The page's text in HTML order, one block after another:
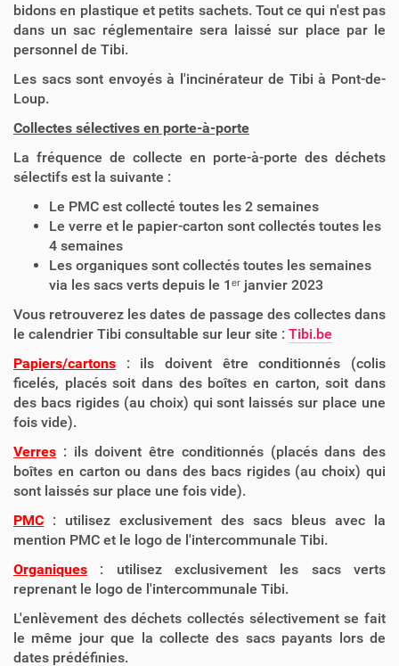
bidons en plastique et petits sachets. Tout ce qui n'est pas
dans un sac réglementaire sera laissé sur place par le
personnel de Tibi.
Les sacs sont envoyés à l'incinérateur de Tibi à Pont-de-
Loup.
Collectes sélectives en porte-à-porte
La fréquence de collecte en porte-à-porte des déchets
sélectifs est la suivante :
Le PMC est collecté toutes les 2 semaines
Le verre et le papier-carton sont collectés toutes les
4 semaines
Les organiques sont collectés toutes les semaines
via les sacs verts depuis le 1ᵉʳ janvier 2023
Vous retrouverez les dates de passage des collectes dans
le calendrier Tibi consultable sur leur site : Tibi.be
Papiers/cartons : ils doivent être conditionnés (colis
ficelés, placés soit dans des boîtes en carton, soit dans
des bacs rigides (au choix) qui sont laissés sur place une
fois vide).
Verres : ils doivent être conditionnés (placés dans des
boîtes en carton ou dans des bacs rigides (au choix) qui
sont laissés sur place une fois vide).
PMC : utilisez exclusivement des sacs bleus avec la
mention PMC et le logo de l'intercommunale Tibi.
Organiques : utilisez exclusivement les sacs verts
reprenant le logo de l'intercommunale Tibi.
L'enlèvement des déchets collectés sélectivement se fait
le même jour que la collecte des sacs payants lors de
dates prédéfinies.